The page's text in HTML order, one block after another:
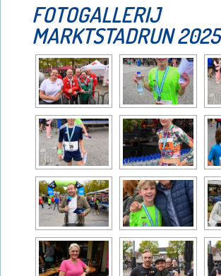
FOTOGALLERIJ
MARKTSTADRUN 2025